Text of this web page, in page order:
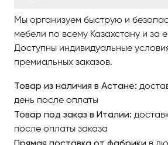
Философия Formenti — укрепление
решение потребностей личного
воплощение.
Элегантность мебели Formenti
неизгладимое впечатление.
Мы организуем быструю и
мебели по всему Казахстану и за
Доступны индивидуальные
премиальных заказов.
Товар из наличия в Астане:
день после оплаты
Товар под заказ в Италии:
после оплаты заказа